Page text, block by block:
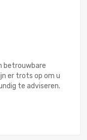
betrouwbare
er trots op om u
te adviseren.